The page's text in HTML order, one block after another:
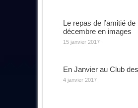
Le repas de l’amitié de
décembre en images
15 janvier 2017
En Janvier au Club
4 janvier 2017